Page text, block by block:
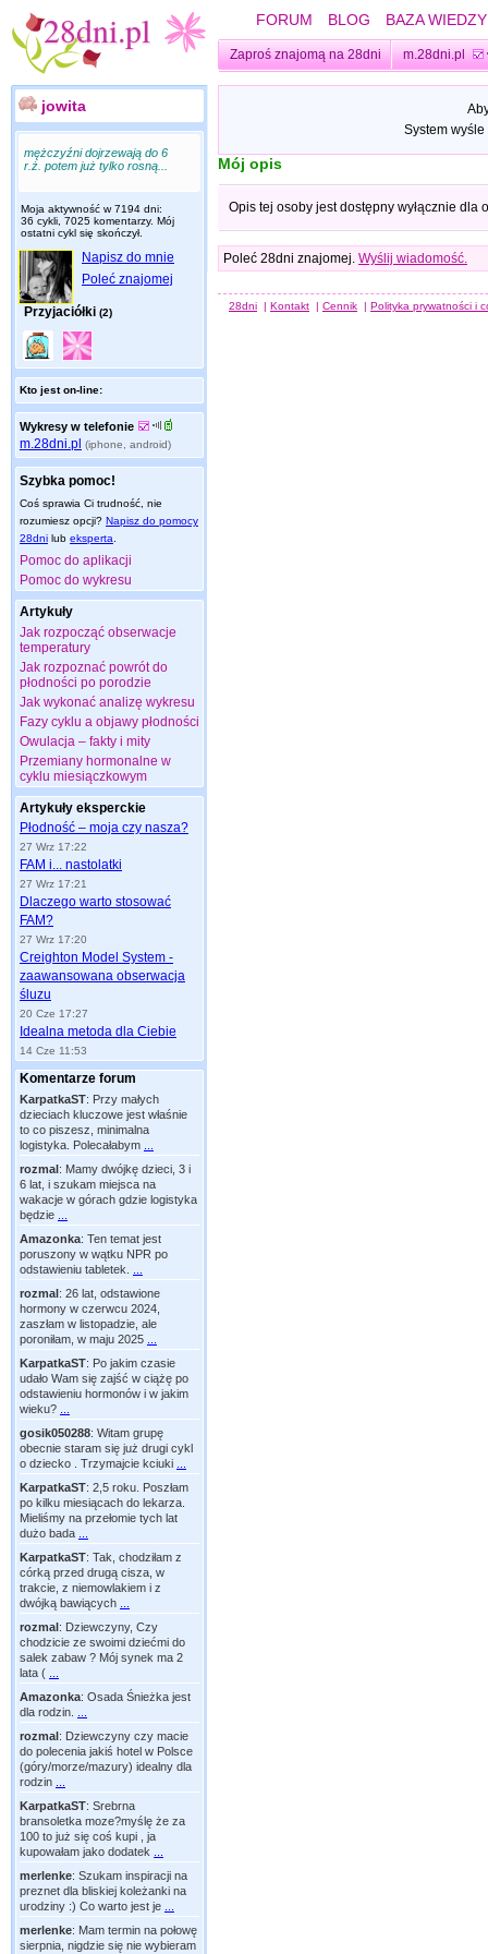
FORUM BLOG BAZA WIEDZY
Zaproś znajomą na 28dni m.28dni.pl
jowita
mężczyźni dojrzewają do 6
r.ż. potem już tylko rosną...
Moja aktywność w 7194 dni:
36 cykli, 7025 komentarzy. Mój
ostatni cykl się skończył.
Napisz do mnie
Poleć znajomej
Przyjaciółki (2)
Kto jest on-line:
Wykresy w telefonie
m.28dni.pl (iphone, android)
Szybka pomoc!
Coś sprawia Ci trudność, nie
rozumiesz opcji? Napisz do pomocy
28dni lub eksperta
Pomoc do aplikacji
Pomoc do wykresu
Artykuły
Jak rozpocząć obserwacje
temperatury
Jak rozpoznać powrót do
płodności po porodzie
Jak wykonać analizę wykresu
Fazy cyklu a objawy płodności
Owulacja – fakty i mity
Przemiany hormonalne w
cyklu miesiączkowym
Artykuły eksperckie
Płodność – moja czy nasza?
27 Wrz 17:22
FAM i... nastolatki
27 Wrz 17:21
Dlaczego warto stosować
FAM?
27 Wrz 17:20
Creighton Model System -
zaawansowana obserwacja
śluzu
20 Cze 17:27
Idealna metoda dla Ciebie
14 Cze 11:53
Komentarze forum
KarpatkaST: Przy małych
dzieciach kluczowe jest właśnie
to co piszesz, minimalna
logistyka. Polecałabym
rozmal: Mamy dwójkę dzieci, 3 i
6 lat, i szukam miejsca na
wakacje w górach gdzie logistyka
będzie
Amazonka: Ten temat jest
poruszony w wątku NPR po
odstawieniu tabletek.
rozmal: 26 lat, odstawione
hormony w czerwcu 2024,
zaszłam w listopadzie, ale
poroniłam, w maju 2025
KarpatkaST: Po jakim czasie
udało Wam się zajść w ciążę po
odstawieniu hormonów i w jakim
wieku?
gosik050288: Witam grupę
obecnie staram się już drugi cykl
o dziecko . Trzymajcie kciuki
KarpatkaST: 2,5 roku. Poszłam
po kilku miesiącach do lekarza.
Mieliśmy na przełomie tych lat
dużo bada
KarpatkaST: Tak, chodziłam z
córką przed drugą cisza, w
trakcie, z niemowlakiem i z
dwójką bawiących
rozmal: Dziewczyny, Czy
chodzicie ze swoimi dziećmi do
salek zabaw ? Mój synek ma 2
lata (
Amazonka: Osada Śnieżka jest
dla rodzin.
rozmal: Dziewczyny czy macie
do polecenia jakiś hotel w Polsce
(góry/morze/mazury) idealny dla
rodzin
KarpatkaST: Srebrna
bransoletka moze?myślę że za
100 to już się coś kupi , ja
kupowałam jako dodatek
merlenke: Szukam inspiracji na
preznet dla bliskiej koleżanki na
urodziny :) Co warto jest je
merlenke: Mam termin na połowę
sierpnia, nigdzie się nie wybieram
System
Mój opis
Opis tej osoby jest dostępny wyłącznie dla
Poleć 28dni znajomej. Wyślij wiadomość.
28dni | Kontakt | Cennik | Polityka prywatności i